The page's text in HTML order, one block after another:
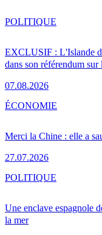
EXCLUSIF : L'Islande
dans son référendum sur
07.08.2026
POLITIQUE
Merci la Chine : elle a
27.07.2026
ÉCONOMIE
Une enclave espagnole
la mer
POLITIQUE